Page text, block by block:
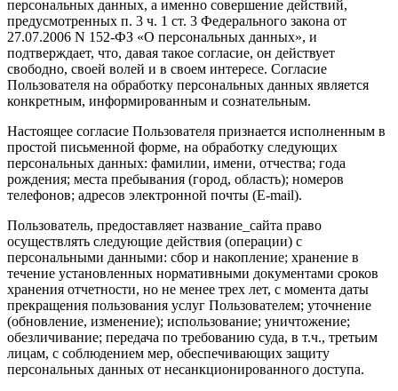
персональных данных, а именно совершение действий,
предусмотренных п. 3 ч. 1 ст. 3 Федерального закона от
27.07.2006 N 152-ФЗ «О персональных данных», и
подтверждает, что, давая такое согласие, он действует
свободно, своей волей и в своем интересе. Согласие
Пользователя на обработку персональных данных является
конкретным, информированным и сознательным.
Настоящее согласие Пользователя признается исполненным в
простой письменной форме, на обработку следующих
персональных данных: фамилии, имени, отчества; года
рождения; места пребывания (город, область); номеров
телефонов; адресов электронной почты (E-mail).
Пользователь, предоставляет название_сайта право
осуществлять следующие действия (операции) с
персональными данными: сбор и накопление; хранение в
течение установленных нормативными документами сроков
хранения отчетности, но не менее трех лет, с момента даты
прекращения пользования услуг Пользователем; уточнение
(обновление, изменение); использование; уничтожение;
обезличивание; передача по требованию суда, в т.ч., третьим
лицам, с соблюдением мер, обеспечивающих защиту
персональных данных от несанкционированного доступа.